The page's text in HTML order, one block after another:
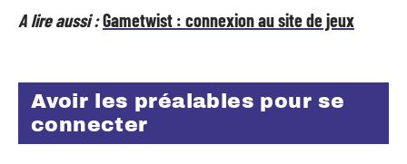
A lire aussi :Gametwist : connexion au site de jeux
Avoir les préalables pour se
connecter